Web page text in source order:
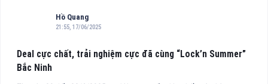
Hồ Quang
21:55, 17/06/2025
Deal cực chất, trải nghiệm cực đã cùng “Lock’n Summer”
Bắc Ninh